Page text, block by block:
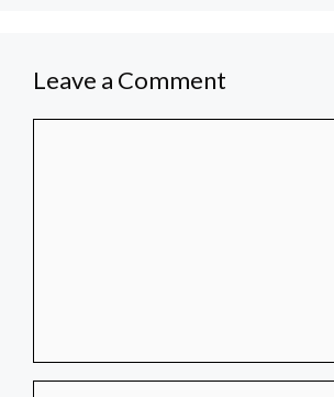
Leave a Comment